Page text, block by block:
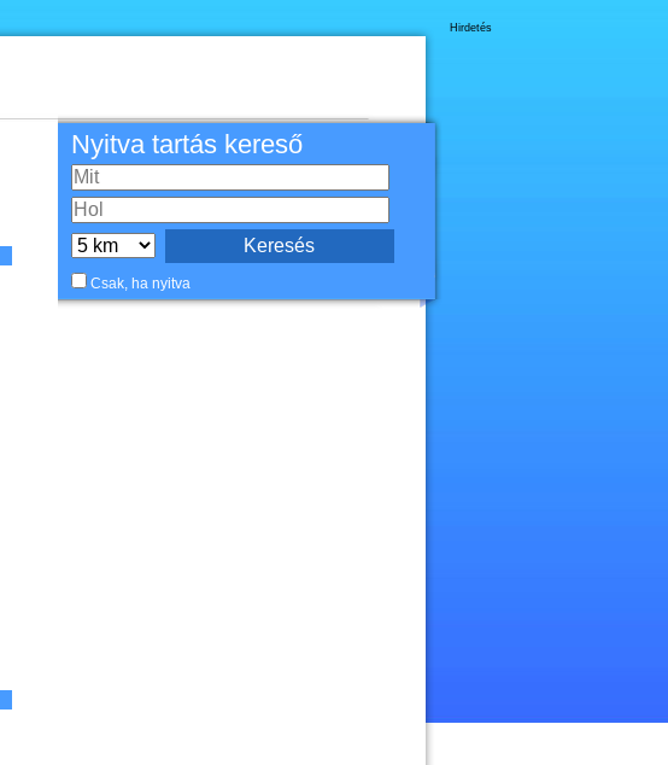
Hirdetés
Nyitva tartás kereső
Csak, ha nyitva